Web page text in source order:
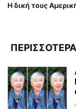
H δική τους